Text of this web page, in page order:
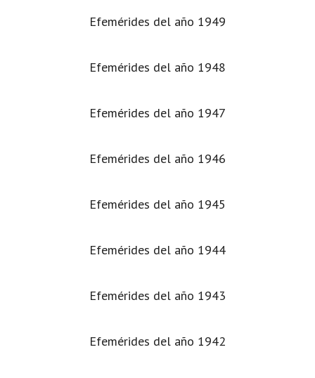
Efemérides del año 1949
Efemérides del año 1948
Efemérides del año 1947
Efemérides del año 1946
Efemérides del año 1945
Efemérides del año 1944
Efemérides del año 1943
Efemérides del año 1942